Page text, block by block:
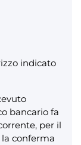
indicato
bancario fa
per il
conferma